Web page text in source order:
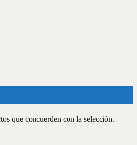
que concuerden con la selección.